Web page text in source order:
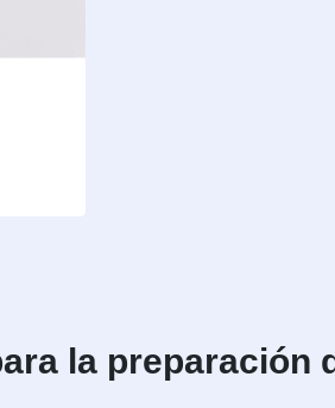
la preparación